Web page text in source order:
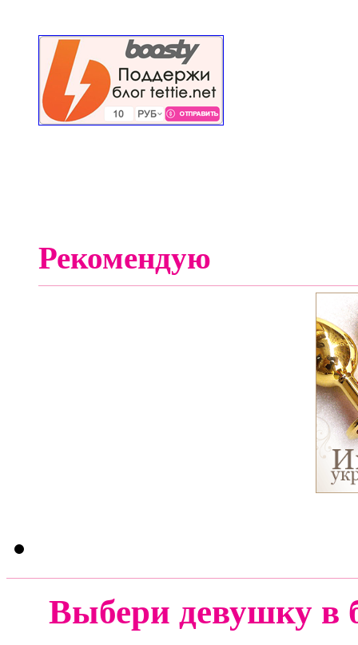
Рекомендую
Выбери девушку в